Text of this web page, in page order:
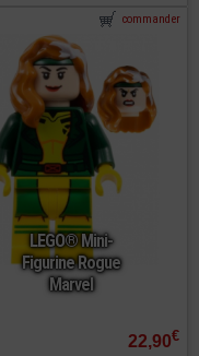
LEGO® Mini-
Figurine Rogue
Marvel
22,90€
commander